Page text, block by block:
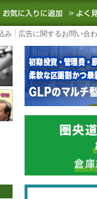
最新の物流ニュー
お気
み 広告に関するお問い合